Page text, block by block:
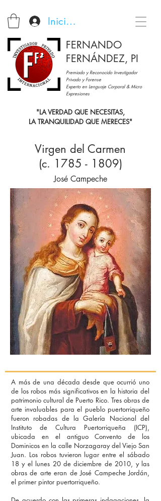
Iniciar sesión
FERNANDO
FERNÁNDEZ, PI
Premiado y Reconocido Investigador
Privado y Forense
Experto en Lenguaje Corporal & Micro
Expresiones
"LA VERDAD QUE NECESITAS,
LA TRANQUILIDAD QUE MERECES"
Virgen del Carmen
(c. 1785 - 1809)
José Campeche
A más de una década desde que ocurrió uno
de los robos más significativos en la historia del
patrimonio cultural de Puerto Rico. Tres obras de
arte invaluables para el pueblo puertorriqueño
fueron robadas de la Galería Nacional del
Instituto de Cultura Puertorriqueña (ICP),
ubicada en el antiguo Convento de los
Dominicos en la calle Norzagaray del Viejo San
Juan. Los robos tuvieron lugar entre el sábado
18 y el lunes 20 de diciembre de 2010, y las
obras de arte eran de José Campeche Jordán,
el primer pintor puertorriqueño.